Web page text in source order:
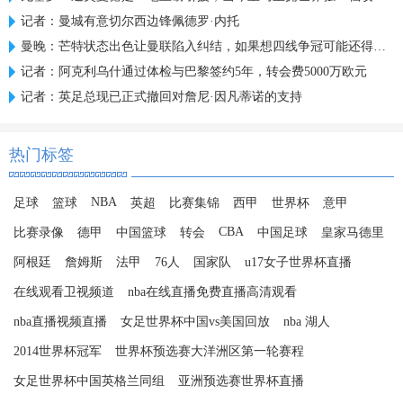
记者：曼城有意切尔西边锋佩德罗·内托
曼晚：芒特状态出色让曼联陷入纠结，如果想四线争冠可能还得买人
记者：阿克利乌什通过体检与巴黎签约5年，转会费5000万欧元
记者：英足总现已正式撤回对詹尼·因凡蒂诺的支持
热门标签
足球 篮球 NBA 英超 比赛集锦 西甲 世界杯 意甲
比赛录像 德甲 中国篮球 转会 CBA 中国足球 皇家马德里
阿根廷 詹姆斯 法甲 76人 国家队 u17女子世界杯直播
在线观看卫视频道 nba在线直播免费直播高清观看
nba直播视频直播 女足世界杯中国vs美国回放 nba 湖人
2014世界杯冠军 世界杯预选赛大洋洲区第一轮赛程
女足世界杯中国英格兰同组 亚洲预选赛世界杯直播